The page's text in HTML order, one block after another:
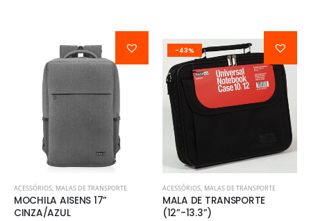
ACESSÓRIOS, MALAS DE TRANSPORTE
MOCHILA AISENS 17”
CINZA/AZUL
-43%
ACESSÓRIOS, MALAS DE TRANSPORTE
MALA DE TRANSPORTE
(12”-13.3”)